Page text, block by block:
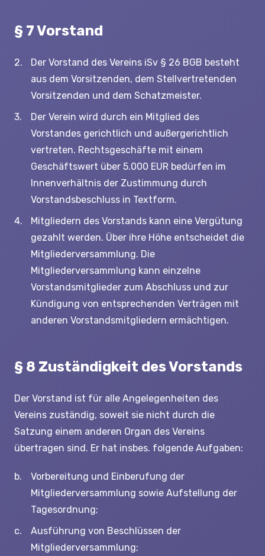
§ 7 Vorstand
Der Vorstand des Vereins iSv § 26 BGB besteht
aus dem Vorsitzenden, dem Stellvertretenden
Vorsitzenden und dem Schatzmeister.
Der Verein wird durch ein Mitglied des
Vorstandes gerichtlich und außergerichtlich
vertreten. Rechtsgeschäfte mit einem
Geschäftswert über 5.000 EUR bedürfen im
Innenverhältnis der Zustimmung durch
Vorstandsbeschluss in Textform.
Mitgliedern des Vorstands kann eine Vergütung
gezahlt werden. Über ihre Höhe entscheidet die
Mitgliederversammlung. Die
Mitgliederversammlung kann einzelne
Vorstandsmitglieder zum Abschluss und zur
Kündigung von entsprechenden Verträgen mit
anderen Vorstandsmitgliedern ermächtigen.
§ 8 Zuständigkeit des Vorstands
Der Vorstand ist für alle Angelegenheiten des
Vereins zuständig, soweit sie nicht durch die
Satzung einem anderen Organ des Vereins
übertragen sind. Er hat insbes. folgende Aufgaben:
Vorbereitung und Einberufung der
Mitgliederversammlung sowie Aufstellung der
Tagesordnung;
Ausführung von Beschlüssen der
Mitgliederversammlung;